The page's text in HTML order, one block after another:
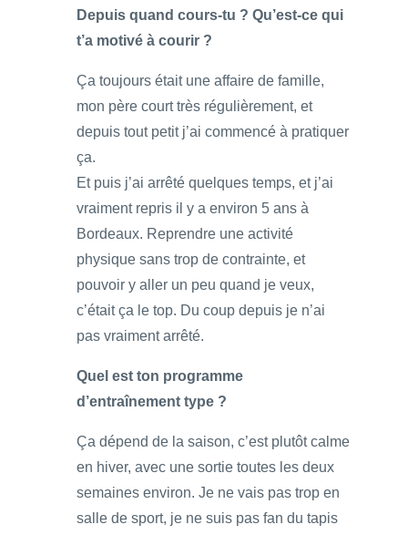
Depuis quand cours-tu ? Qu’est-ce qui
t’a motivé à courir ?
Ça toujours était une affaire de famille,
mon père court très régulièrement, et
depuis tout petit j’ai commencé à pratiquer
ça.
Et puis j’ai arrêté quelques temps, et j’ai
vraiment repris il y a environ 5 ans à
Bordeaux. Reprendre une activité
physique sans trop de contrainte, et
pouvoir y aller un peu quand je veux,
c’était ça le top. Du coup depuis je n’ai
pas vraiment arrêté.
Quel est ton programme
d’entraînement type ?
Ça dépend de la saison, c’est plutôt calme
en hiver, avec une sortie toutes les deux
semaines environ. Je ne vais pas trop en
salle de sport, je ne suis pas fan du tapis